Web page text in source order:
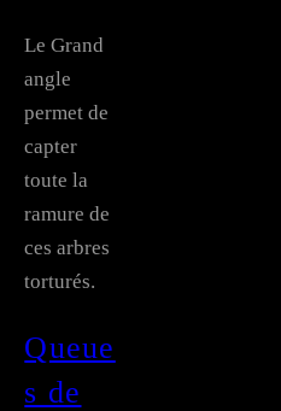
Le Grand
angle
permet de
capter
toute la
ramure de
ces arbres
torturés.
Queue
s de